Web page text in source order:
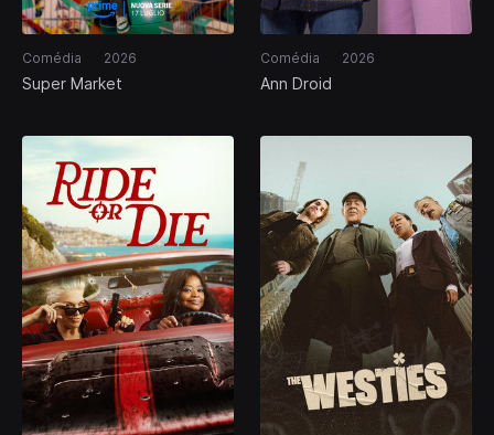
Comédia 2026
Super Market
Comédia 2026
Ann Droid